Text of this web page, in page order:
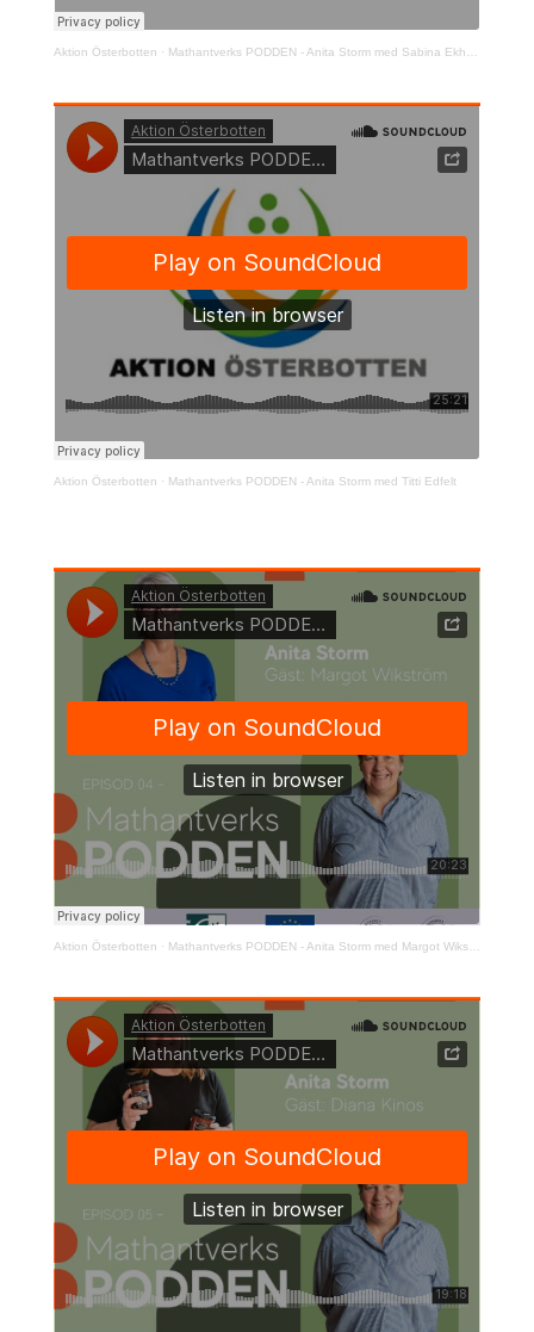
Aktion Österbotten · Mathantverks PODDEN - Anita Storm med Sabina Ekholm
Aktion Österbotten · Mathantverks PODDEN - Anita Storm med Titti Edfelt
Aktion Österbotten · Mathantverks PODDEN - Anita Storm med Margot Wikström